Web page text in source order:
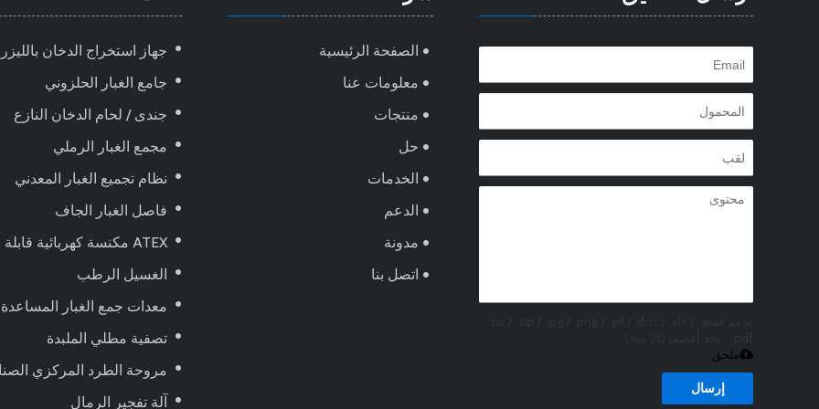
ملحق
إرسال
الصفحة الرئيسية
معلومات عنا
منتجات
حل
الخدمات
الدعم
مدونة
اتصل بنا
جهاز استخراج الدخان بالليزر
جامع الغبار الحلزوني
جندى / لحام الدخان النازع
مجمع الغبار الرملي
نظام تجميع الغبار المعدني
فاصل الغبار الجاف
ATEX مكنسة كهربائية قابلة للانفجار ، تعمل بالهواء المضغوط
الغسيل الرطب
معدات جمع الغبار المساعدة
تصفية مطلي الملبدة
مروحة الطرد المركزي
آلة تفجير الرمال